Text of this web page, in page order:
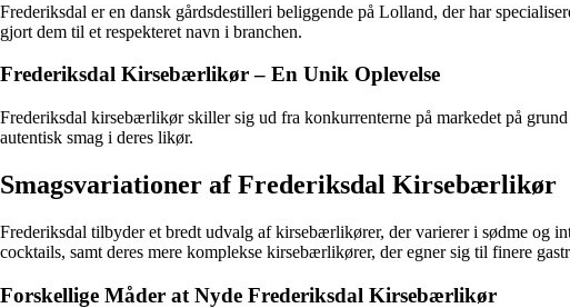
Frederiksdal er en dansk gårdsdestilleri beliggende på Lolland, der har
gjort dem til et respekteret navn i branchen.
Frederiksdal Kirsebærlikør – En Unik Oplevelse
Frederiksdal kirsebærlikør skiller sig ud fra konkurrenterne på markedet på
autentisk smag i deres likør.
Smagsvariationer af Frederiksdal Kirsebærlikør
Frederiksdal tilbyder et bredt udvalg af kirsebærlikører, der varierer i sødme og
cocktails, samt deres mere komplekse kirsebærlikører, der egner sig til finere
Forskellige Måder at Nyde Frederiksdal Kirsebærlikør